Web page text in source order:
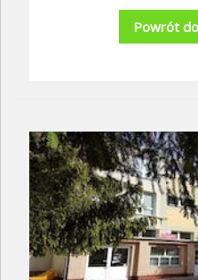
Powrót